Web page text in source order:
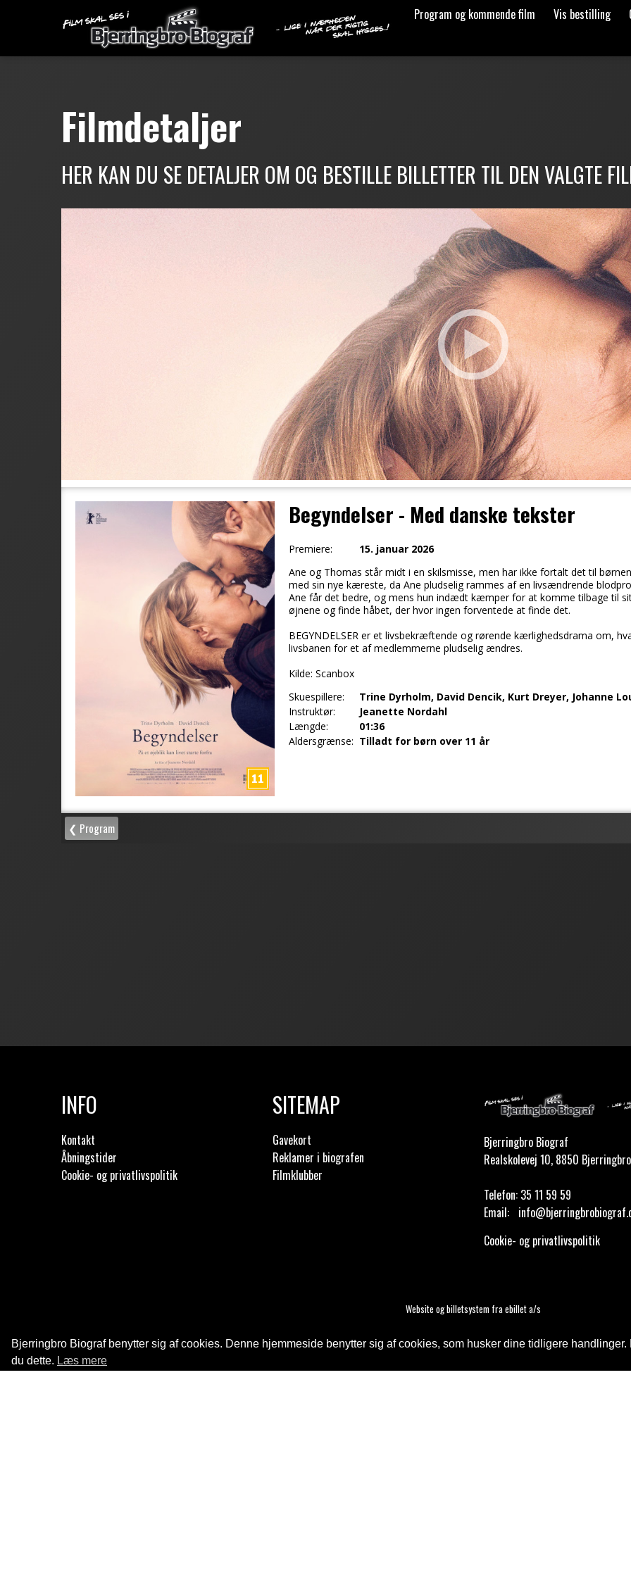
Bjerringbro Biograf benytter sig af cookies. Denne hjemmeside benytter sig af cookies, som husker dine tidligere
du dette. Læs mere
Program og kommende film Vis bestilling
INFO
Kontakt
Åbningstider
Cookie- og privatlivspolitik
SITEMAP
Gavekort
Reklamer i biografen
Filmklubber
Bjerringbro Biograf
Realskolevej 10, 8850 Bjerringbro
Telefon: 35 11 59 59
Email:
Cookie- og privatlivspolitik
Website og billetsystem fra ebillet a/s